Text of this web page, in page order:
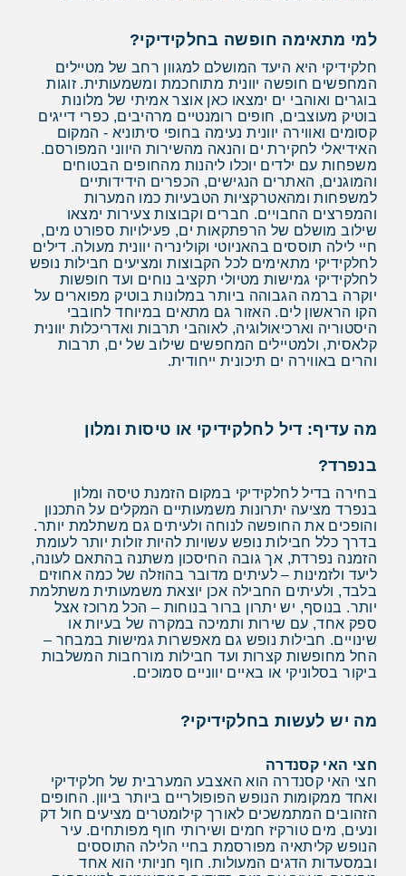
למי מתאימה חופשה בחלקידיקי?
חלקידיקי היא היעד המושלם למגוון רחב של מטיילים
המחפשים חופשה יוונית מתוחכמת ומשמעותית. זוגות
בוגרים ואוהבי ים ימצאו כאן אוצר אמיתי של מלונות
בוטיק מעוצבים, חופים רומנטיים מרהיבים, כפרי דייגים
קסומים ואווירה יוונית נעימה בחופי סיתוניא - המקום
האידיאלי לחקירת ים והנאה מהשירות היווני המפורסם.
משפחות עם ילדים יוכלו ליהנות מהחופים הבטוחים
והמוגנים, האתרים הנגישים, הכפרים הידידותיים
למשפחות ומהאטרקציות הטבעיות כמו המערות
והמפרצים החבויים. חברים וקבוצות צעירות ימצאו
שילוב מושלם של הרפתקאות ים, פעילויות ספורט מים,
חיי לילה תוססים בהאניוטי וקולינריה יוונית מעולה. דילים
לחלקידיקי מתאימים לכל הקבוצות ומציעים חבילות נופש
לחלקידיקי גמישות מטיולי תקציב נוחים ועד חופשות
יוקרה ברמה הגבוהה ביותר במלונות בוטיק מפוארים על
הקו הראשון לים. האזור גם מתאים במיוחד לחובבי
היסטוריה וארכיאולוגיה, לאוהבי תרבות ואדריכלות יוונית
קלאסית, ולמטיילים המחפשים שילוב של ים, תרבות
והרים באווירה ים תיכונית ייחודית.
מה עדיף: דיל לחלקידיקי או טיסות ומלון
בנפרד?
בחירה בדיל לחלקידיקי במקום הזמנת טיסה ומלון
בנפרד מציעה יתרונות משמעותיים המקלים על התכנון
והופכים את החופשה לנוחה ולעיתים גם משתלמת יותר.
בדרך כלל חבילות נופש עשויות להיות זולות יותר לעומת
הזמנה נפרדת, אך גובה החיסכון משתנה בהתאם לעונה,
ליעד ולזמינות – לעיתים מדובר בהוזלה של כמה אחוזים
בלבד, ולעיתים החבילה אכן יוצאת משמעותית משתלמת
יותר. בנוסף, יש יתרון ברור בנוחות – הכל מרוכז אצל
ספק אחד, עם שירות ותמיכה במקרה של בעיות או
שינויים. חבילות נופש גם מאפשרות גמישות במבחר –
החל מחופשות קצרות ועד חבילות מורחבות המשלבות
ביקור בסלוניקי או באיים יווניים סמוכים.
מה יש לעשות בחלקידיקי?
חצי האי קסנדרה
חצי האי קסנדרה הוא האצבע המערבית של חלקידיקי
ואחד ממקומות הנופש הפופולריים ביותר ביוון. החופים
הזהובים המתמשכים לאורך קילומטרים מציעים חול דק
ונעים, מים טורקיז חמים ושירותי חוף מפותחים. עיר
הנופש קליתאיה מפורסמת בחיי הלילה התוססים
ובמסעדות הדגים המעולות. חוף חניותי הוא אחד